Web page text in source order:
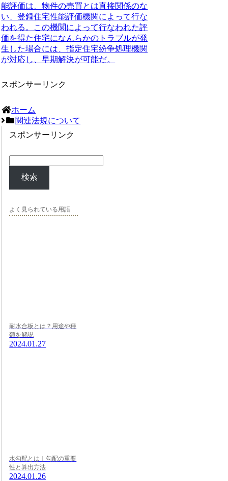
能評価は、物件の売買とは直接関係のな
い、登録住宅性能評価機関によって行な
われる。この機関によって行なわれた評
価を得た住宅になんらかのトラブルが発
生した場合には、指定住宅紛争処理機関
が対応し、早期解決が可能だ。
スポンサーリンク
ホーム
関連法規について
スポンサーリンク
検索
よく見られている用語
耐水合板とは？用途や種
類を解説
2024.01.27
水勾配とは｜勾配の重要
性と算出方法
2024.01.26